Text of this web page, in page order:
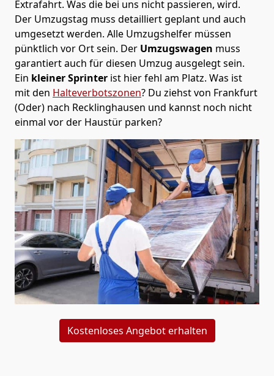
Extrafahrt. Was die bei uns nicht passieren, wird.
Der Umzugstag muss detailliert geplant und auch
umgesetzt werden. Alle Umzugshelfer müssen
pünktlich vor Ort sein. Der Umzugswagen muss
garantiert auch für diesen Umzug ausgelegt sein.
Ein kleiner Sprinter ist hier fehl am Platz. Was ist
mit den Halteverbotszonen? Du ziehst von Frankfurt
(Oder) nach Recklinghausen und kannst noch nicht
einmal vor der Haustür parken?
Kostenloses Angebot erhalten